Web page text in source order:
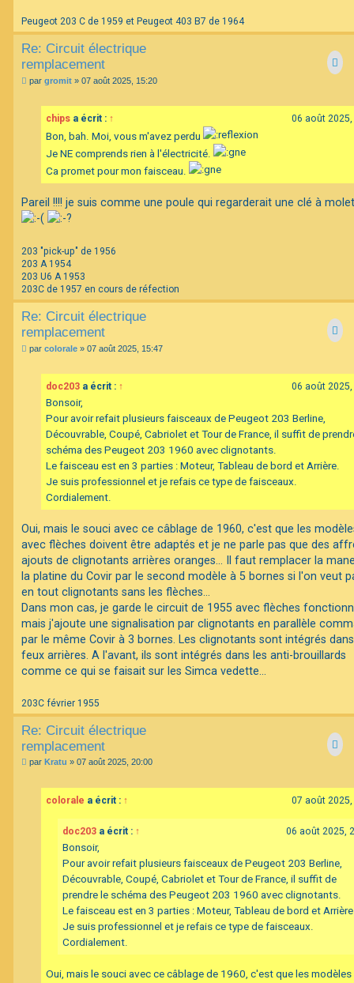
Peugeot 203 C de 1959 et Peugeot 403 B7 de 1964
Re: Circuit électrique
remplacement
M
par gromit » 07 août 2025, 15:20
chips a écrit : ↑ 06 août 2025,
Bon, bah. Moi, vous m'avez perdu
Je NE comprends rien à l'électricité.
Ca promet pour mon faisceau.
Pareil !!!! je suis comme une poule qui regarderait une clé à
203 "pick-up" de 1956
203 A 1954
203 U6 A 1953
203C de 1957 en cours de réfection
Re: Circuit électrique
remplacement
M
par colorale » 07 août 2025, 15:47
doc203 a écrit : ↑ 06 août 2025,
Bonsoir,
Pour avoir refait plusieurs faisceaux de Peugeot 203 Berline,
Découvrable, Coupé, Cabriolet et Tour de France, il suffit de
schéma des Peugeot 203 1960 avec clignotants.
Le faisceau est en 3 parties : Moteur, Tableau de bord et Arrière.
Je suis professionnel et je refais ce type de faisceaux.
Cordialement.
Oui, mais le souci avec ce câblage de 1960, c'est que les
avec flèches doivent être adaptés et je ne parle pas que des
ajouts de clignotants arrières oranges... Il faut remplacer la
la platine du Covir par le second modèle à 5 bornes si l'on veut
en tout clignotants sans les flèches...
Dans mon cas, je garde le circuit de 1955 avec flèches
mais j'ajoute une signalisation par clignotants en parallèle
par le même Covir à 3 bornes. Les clignotants sont intégrés
feux arrières. A l'avant, ils sont intégrés dans les anti-brouillards
comme ce qui se faisait sur les Simca vedette...
203C février 1955
Re: Circuit électrique
remplacement
M
par Kratu » 07 août 2025, 20:00
colorale a écrit : ↑ 07 août 2025,
doc203 a écrit : ↑ 06 août 2025,
Bonsoir,
Pour avoir refait plusieurs faisceaux de Peugeot 203 Berline,
Découvrable, Coupé, Cabriolet et Tour de France, il suffit de
prendre le schéma des Peugeot 203 1960 avec clignotants.
Le faisceau est en 3 parties : Moteur, Tableau de bord et
Je suis professionnel et je refais ce type de faisceaux.
Cordialement.
Oui, mais le souci avec ce câblage de 1960, c'est que les modèles